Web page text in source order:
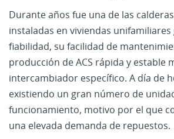
Durante años fue una de las
instaladas en viviendas unifamiliares
fiabilidad, su facilidad de
producción de ACS rápida y estable
intercambiador específico. A día de
existiendo un gran número de
funcionamiento, motivo por el que
una elevada demanda de repuestos.